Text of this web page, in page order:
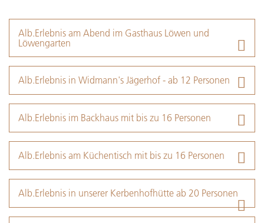
Alb.Erlebnis am Abend im Gasthaus Löwen und
Löwengarten
Alb.Erlebnis in Widmann's Jägerhof - ab 12 Personen
Alb.Erlebnis im Backhaus mit bis zu 16 Personen
Alb.Erlebnis am Küchentisch mit bis zu 16 Personen
Alb.Erlebnis in unserer Kerbenhofhütte ab 20 Personen